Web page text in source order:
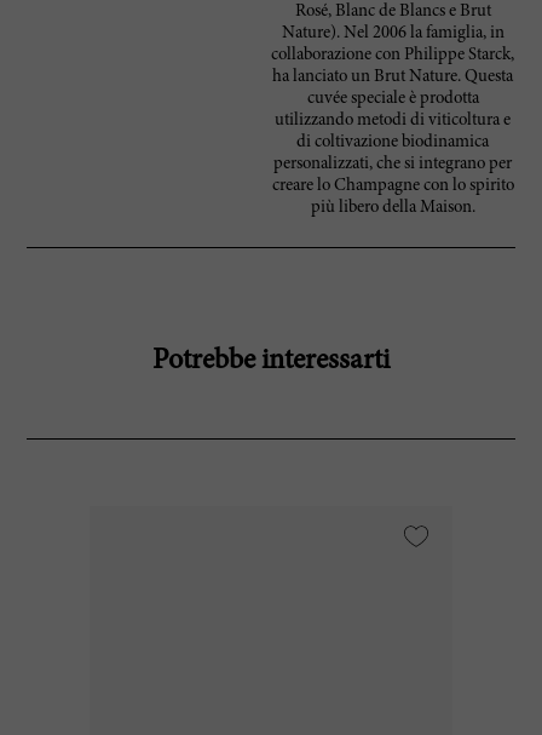
Rosé, Blanc de Blancs e Brut
Nature). Nel 2006 la famiglia, in
collaborazione con Philippe Starck,
ha lanciato un Brut Nature. Questa
cuvée speciale è prodotta
utilizzando metodi di viticoltura e
di coltivazione biodinamica
personalizzati, che si integrano per
creare lo Champagne con lo spirito
più libero della Maison.
Potrebbe interessarti